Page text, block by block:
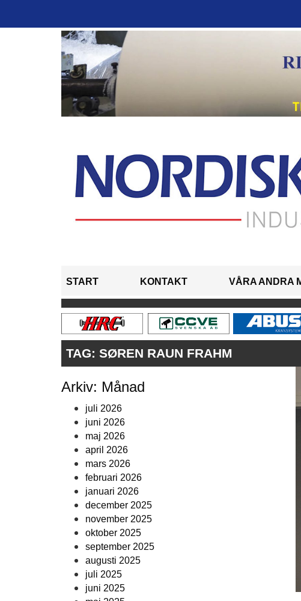
START KONTAKT VÅRA ANDRA
TAG: SØREN RAUN FRAHM
Arkiv: Månad
juli 2026
juni 2026
maj 2026
april 2026
mars 2026
februari 2026
januari 2026
december 2025
november 2025
oktober 2025
september 2025
augusti 2025
juli 2025
juni 2025